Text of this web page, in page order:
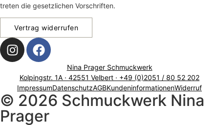
treten die gesetzlichen Vorschriften.
Vertrag widerrufen
Nina Prager Schmuckwerk
Kolpingstr. 1A · 42551 Velbert · +49 (0)2051 / 80 52 202
ImpressumDatenschutzAGBKundeninformationenWiderruf
© 2026 Schmuckwerk Nina
Prager